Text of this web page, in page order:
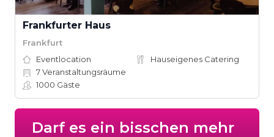
Frankfurter Haus
Frankfurt
Eventlocation
Hauseigenes Catering
7Veranstaltungsräume
1000 Gäste
Darf es ein bisschen mehr